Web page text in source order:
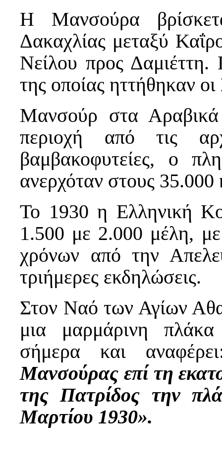
Η Μανσούρα
Δακαχλίας μεταξύ
Νείλου προς
της οποίας ηττήθηκαν
Μανσούρ στα Αραβικά
περιοχή από τις
βαμβακοφυτείες, ο
ανερχόταν στους 35.000
Το 1930 η Ελληνική
1.500 με 2.000 μέλη,
χρόνων από την
τριήμερες εκδηλώσεις.
Στον Ναό των Αγίων
μια μαρμάρινη
σήμερα και
Μανσούρας επί τη
της Πατρίδος την
Μαρτίου 1930».